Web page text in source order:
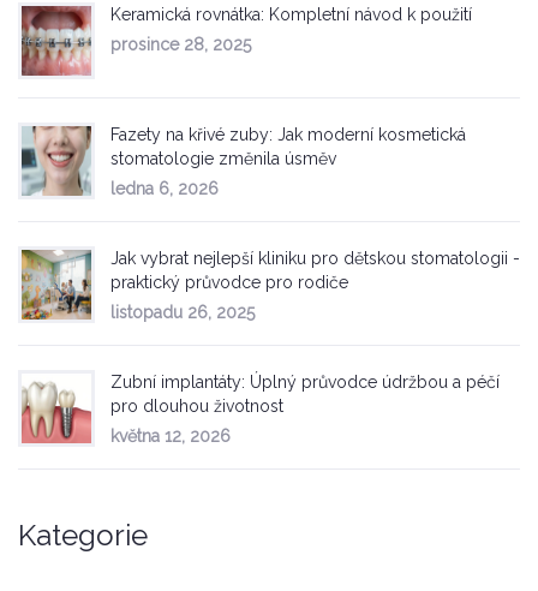
Keramická rovnátka: Kompletní návod k použití
prosince 28, 2025
Fazety na křivé zuby: Jak moderní kosmetická
stomatologie změnila úsměv
ledna 6, 2026
Jak vybrat nejlepší kliniku pro dětskou stomatologii -
praktický průvodce pro rodiče
listopadu 26, 2025
Zubní implantáty: Úplný průvodce údržbou a péčí
pro dlouhou životnost
května 12, 2026
Kategorie